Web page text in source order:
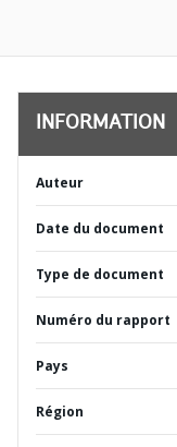
INFORMATION
Auteur
Date du document
Type de document
Numéro du rapport
Pays
Région